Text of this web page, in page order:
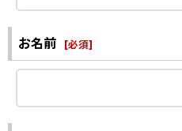
お名前 [必須]